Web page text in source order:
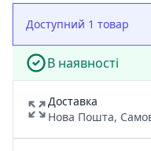
Доступний 1 товар
В наявності
Доставка
Нова Пошта,